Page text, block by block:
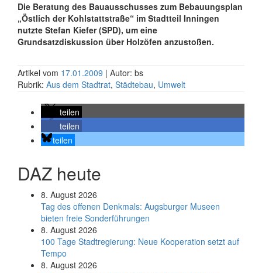
Die Beratung des Bauausschusses zum Bebauungsplan
„Östlich der Kohlstattstraße“ im Stadtteil Inningen
nutzte Stefan Kiefer (SPD), um eine
Grundsatzdiskussion über Holzöfen anzustoßen.
Artikel vom 17.01.2009 | Autor: bs
Rubrik: Aus dem Stadtrat, Städtebau, Umwelt
teilen
teilen
teilen
DAZ heute
8. August 2026
Tag des offenen Denkmals: Augsburger Museen
bieten freie Sonderführungen
8. August 2026
100 Tage Stadtregierung: Neue Kooperation setzt auf
Tempo
8. August 2026